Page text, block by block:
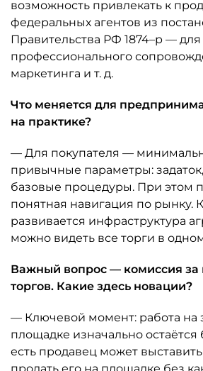
возможность привлекать к
федеральных агентов из
Правительства РФ 1874–р — для
профессионального
маркетинга и т. д.
Что меняется для
на практике?
— Для покупателя —
привычные параметры:
базовые процедуры. При этом
понятная навигация по рынку.
развивается инфраструктура
можно видеть все торги в
Важный вопрос — комиссия за
торгов. Какие здесь новации?
— Ключевой момент: работа на
площадке изначально остаётся
есть продавец может